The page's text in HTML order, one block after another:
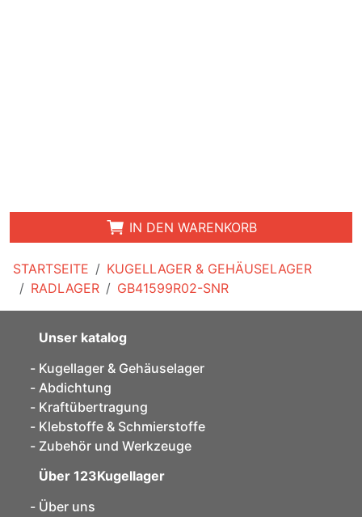
STARTSEITE
KUGELLAGER & GEHÄUSELAGER
RADLAGER
GB41599R02-SNR
IN DEN WARENKORB
Unser katalog
Kugellager & Gehäuselager
Abdichtung
Kraftübertragung
Klebstoffe & Schmierstoffe
Zubehör und Werkzeuge
Über 123Kugellager
Über uns